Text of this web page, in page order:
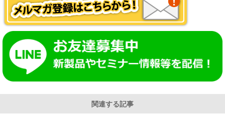
関連する記事